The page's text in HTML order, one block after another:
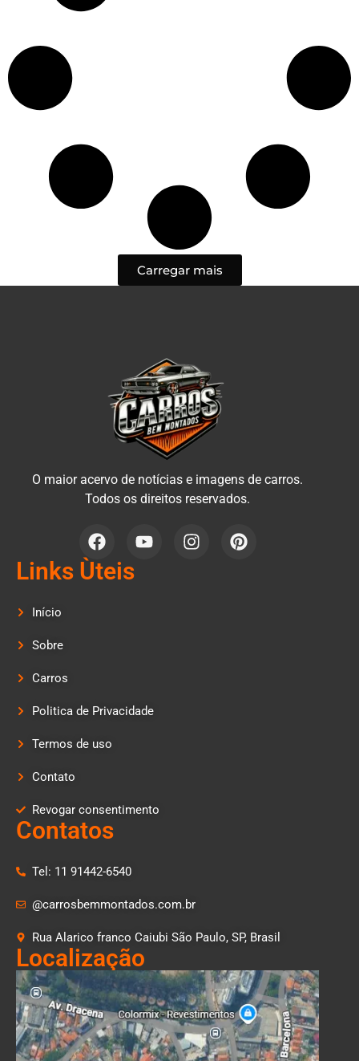
Carregar mais
O maior acervo de notícias e imagens de carros.
Todos os direitos reservados.
Links Ùteis
Início
Sobre
Carros
Politica de Privacidade
Termos de uso
Contato
Revogar consentimento
Contatos
Tel: 11 91442-6540
@carrosbemmontados.com.br
Rua Alarico franco Caiubi São Paulo, SP, Brasil
Localização